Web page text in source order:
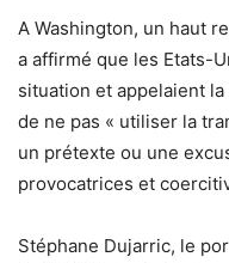
A Washington, un haut
a affirmé que les Etats-
situation et appelaient
de ne pas « utiliser la
un prétexte ou une
provocatrices et
Stéphane Dujarric, le